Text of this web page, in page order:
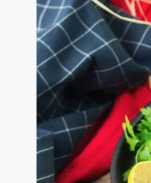
KÖY NOHUTU